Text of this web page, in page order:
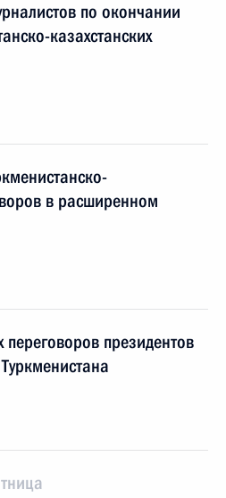
по окончании
казахстанских
в расширенном
переговоров президентов